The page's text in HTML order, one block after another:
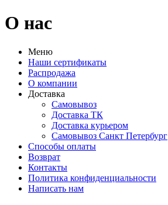
О нас
Меню
Наши сертификаты
Распродажа
О компании
Доставка
Самовывоз
Доставка ТК
Доставка курьером
Самовывоз Санкт Петербург
Способы оплаты
Возврат
Контакты
Политика конфиденциальности
Написать нам